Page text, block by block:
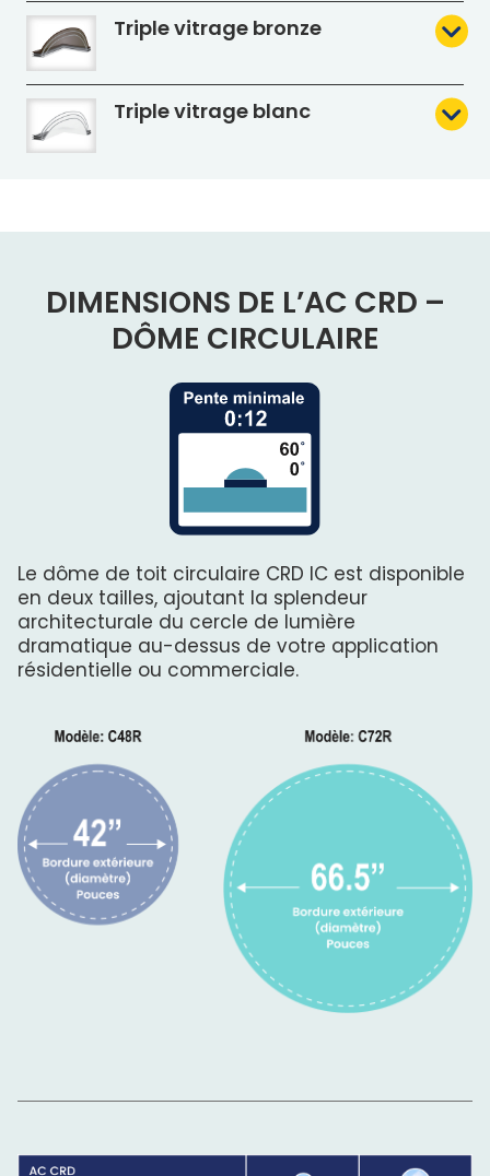
Triple vitrage bronze
Triple vitrage blanc
DIMENSIONS DE L’AC CRD –
DÔME CIRCULAIRE
Le dôme de toit circulaire CRD IC est disponible
en deux tailles, ajoutant la splendeur
architecturale du cercle de lumière
dramatique au-dessus de votre application
résidentielle ou commerciale.